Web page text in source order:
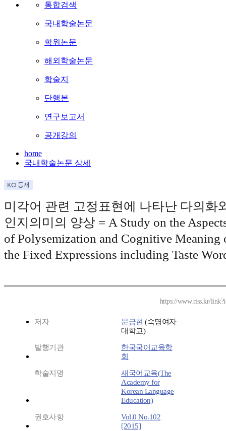
통합검색
국내학술논문
학위논문
해외학술논문
학술지
단행본
연구보고서
공개강의
home
국내학술논문 상세
미각어 관련 고정표현에 나타난 다의화
인지의미의 양상 = A Study on the
of Polysemization and Cognitive Meaning
the Fixed Expressions including Taste
https://www.riss.kr/
저자 문금현 (숙명여자
대학교)
발행기관
한국국어교육학
회
학술지명
새국어교육(The
Academy for
Korean Language
Education)
권호사항
Vol.0 No.102
[2015]